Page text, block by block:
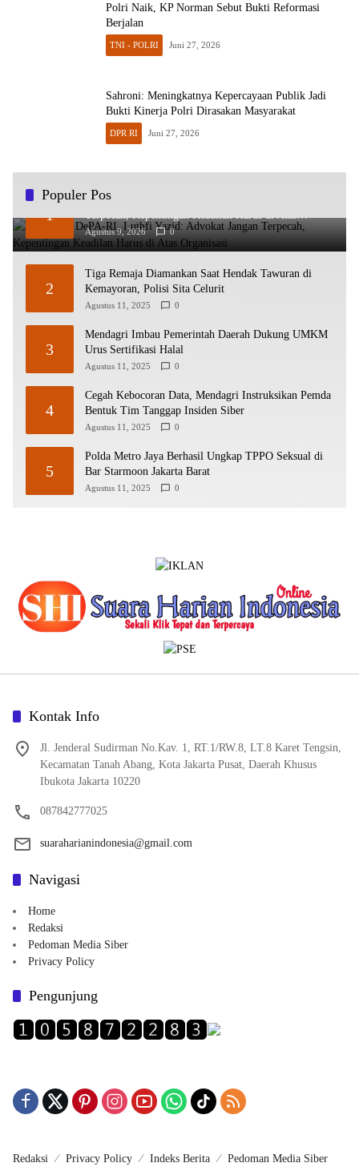
Polri Naik, KP Norman Sebut Bukti Reformasi
Berjalan
TNI - POLRI Juni 27, 2026
Sahroni: Meningkatnya Kepercayaan Publik Jadi
Bukti Kinerja Polri Dirasakan Masyarakat
DPR RI Juni 27, 2026
Populer Pos
1
HUT ke-2 DePA-RI, Luthfi Yazid: Advokat Jangan
Terpecah, Kepentingan Keadilan Harus di Atas
Organisasi
Agustus 9, 2026 0
2
Tiga Remaja Diamankan Saat Hendak Tawuran di
Kemayoran, Polisi Sita Celurit
Agustus 11, 2025 0
3
Mendagri Imbau Pemerintah Daerah Dukung UMKM
Urus Sertifikasi Halal
Agustus 11, 2025 0
4
Cegah Kebocoran Data, Mendagri Instruksikan Pemda
Bentuk Tim Tanggap Insiden Siber
Agustus 11, 2025 0
5
Polda Metro Jaya Berhasil Ungkap TPPO Seksual di
Bar Starmoon Jakarta Barat
Agustus 11, 2025 0
Kontak Info
Jl. Jenderal Sudirman No.Kav. 1, RT.1/RW.8, LT.8 Karet Tengsin,
Kecamatan Tanah Abang, Kota Jakarta Pusat, Daerah Khusus
Ibukota Jakarta 10220
087842777025
suaraharianindonesia@gmail.com
Navigasi
Home
Redaksi
Pedoman Media Siber
Privacy Policy
Pengunjung
Redaksi Privacy Policy Indeks Berita Pedoman Media Siber